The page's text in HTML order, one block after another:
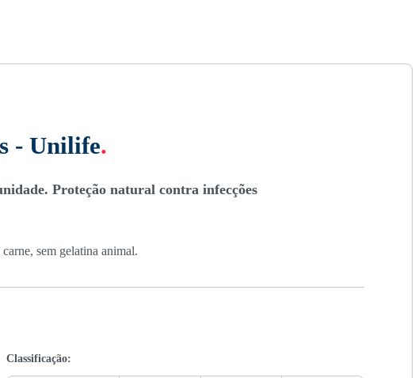
- Unilife.
Proteção natural contra infecções
sem gelatina animal.
Classificação: